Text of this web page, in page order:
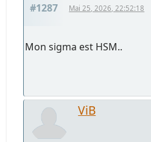
#1287 Mai 25, 2026, 22:52:18
Mon sigma est HSM..
ViB